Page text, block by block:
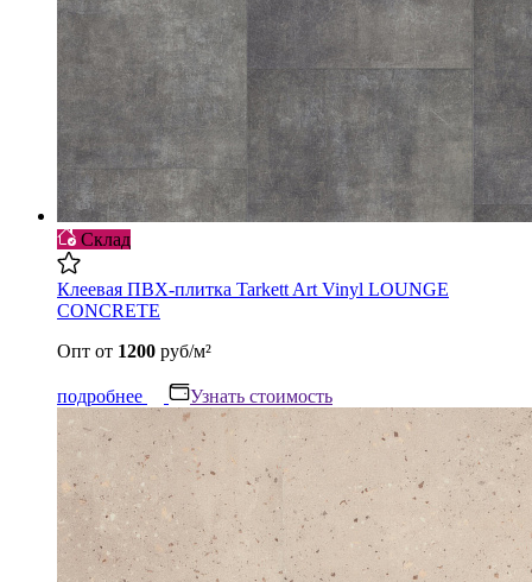
Склад
Клеевая ПВХ-плитка Tarkett Art Vinyl LOUNGE
CONCRETE
Опт от 1200 руб/м²
подробнее Узнать стоимость